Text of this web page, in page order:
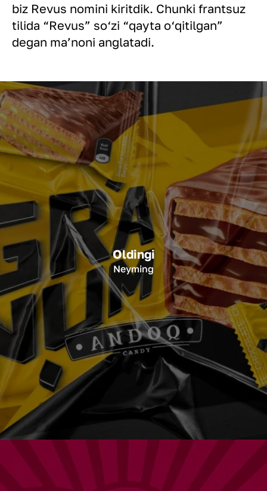
biz Revus nomini kiritdik. Chunki frantsuz
tilida “Revus” so‘zi “qayta o‘qitilgan”
degan ma’noni anglatadi.
Oldingi
Neyming